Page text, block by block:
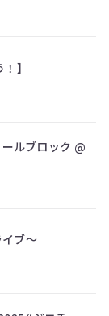
】
ルブロック @
ブ～